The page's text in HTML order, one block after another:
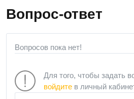
Вопрос-ответ
Вопросов пока нет!
Для того, чтобы задать
войдите в личный